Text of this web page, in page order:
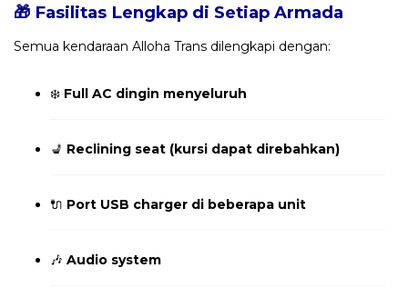
🎁 Fasilitas Lengkap di Setiap Armada
Semua kendaraan Alloha Trans dilengkapi dengan:
❄️ Full AC dingin menyeluruh
💺 Reclining seat (kursi dapat direbahkan)
🔌 Port USB charger di beberapa unit
🎶 Audio system